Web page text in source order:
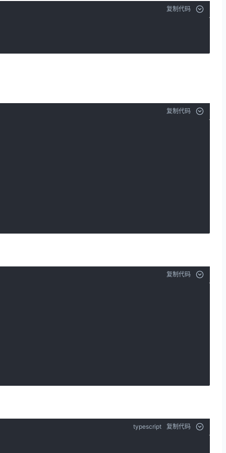
复制代码
复制代码
复制代码
typescript 复制代码